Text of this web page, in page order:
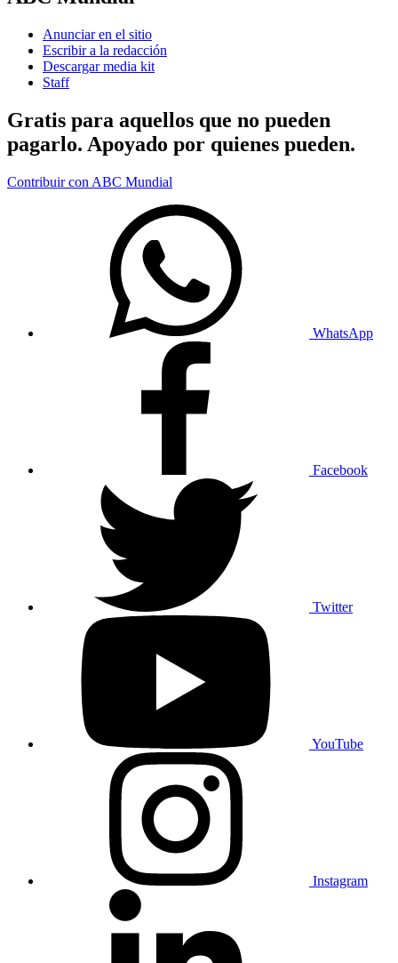
Anunciar en el sitio
Escribir a la redacción
Descargar media kit
Staff
Gratis para aquellos que no pueden
pagarlo. Apoyado por quienes pueden.
Contribuir con ABC Mundial
WhatsApp
Facebook
Twitter
YouTube
Instagram